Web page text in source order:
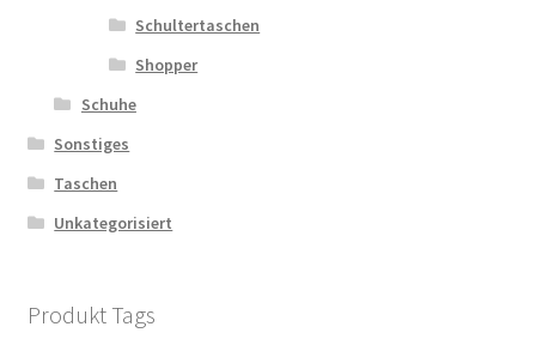
Schultertaschen
Shopper
Schuhe
Sonstiges
Taschen
Unkategorisiert
Produkt Tags